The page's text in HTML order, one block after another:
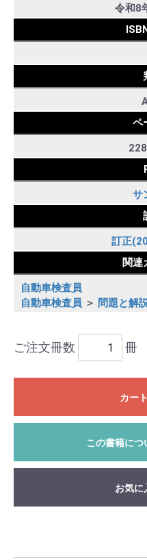
令和8
ペ
サ
訂正
関連
自動車検査員
自動車検査員 ＞ 問題と解
ご注文冊数 冊
カー
この書籍につ
お気に